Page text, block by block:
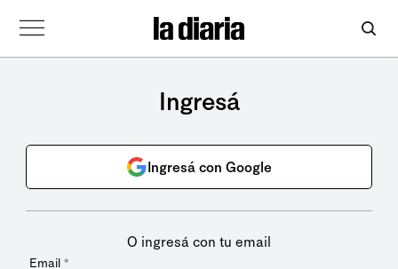
Ingresá
Ingresá con Google
O ingresá con tu email
Email *